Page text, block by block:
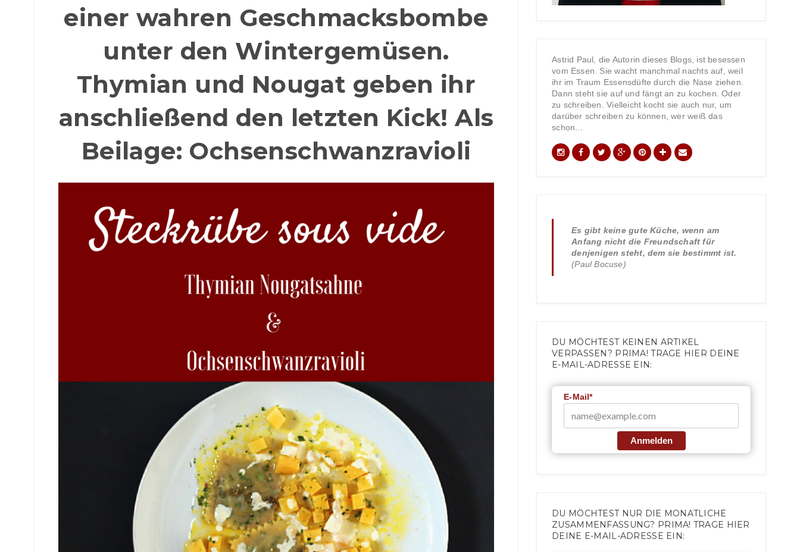
einer wahren Geschmacksbombe
unter den Wintergemüsen.
Thymian und Nougat geben ihr
anschließend den letzten Kick! Als
Beilage: Ochsenschwanzravioli
Astrid Paul, die Autorin dieses Blogs, ist besessen
vom Essen. Sie wacht manchmal nachts auf, weil
ihr im Traum Essensdüfte durch die Nase ziehen.
Dann steht sie auf und fängt an zu kochen. Oder
zu schreiben. Vielleicht kocht sie auch nur, um
darüber schreiben zu können, wer weiß das
schon...
Es gibt keine gute Küche, wenn am
Anfang nicht die Freundschaft für
denjenigen steht, dem sie bestimmt ist.
(Paul Bocuse)
DU MÖCHTEST KEINEN ARTIKEL
VERPASSEN? PRIMA! TRAGE HIER DEINE
E-MAIL-ADRESSE EIN:
E-Mail*
Anmelden
DU MÖCHTEST NUR DIE MONATLICHE
ZUSAMMENFASSUNG? PRIMA! TRAGE HIER
DEINE E-MAIL-ADRESSE EIN: